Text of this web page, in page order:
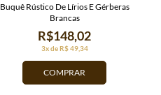
COMPRAR
3x de R$ 49,34
R$148,02
Buquê Rústico De Lírios E Gérberas
Brancas